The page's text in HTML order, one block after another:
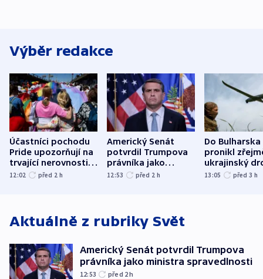
Výběr redakce
Účastníci pochodu
Pride upozorňují na
trvající nerovnosti i
společenskou
12:02 před 2 h
Americký Senát
potvrdil Trumpova
právníka jako
ministra
12:53 před 2 h
Do Bulharska
pronikl
ukrajinský
explodoval
13:05 před 3 h
Aktuálně z rubriky Svět
Americký Senát potvrdil Trumpova
právníka jako ministra spravedlnosti
12:53 před 2h